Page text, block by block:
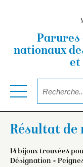
Parures
nationaux
et
Résultat de
14 bijoux trouvées
Désignation =